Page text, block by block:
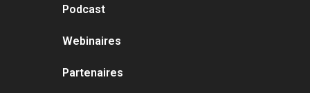
Podcast
Webinaires
Partenaires